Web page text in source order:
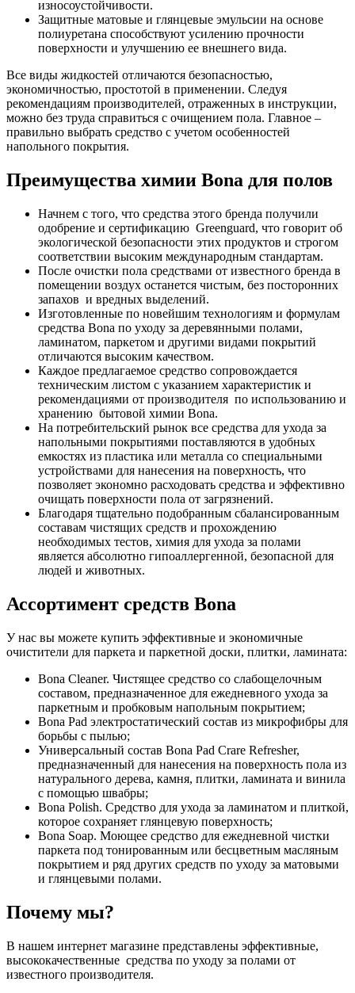
износоустойчивости.
Защитные матовые и глянцевые эмульсии на основе
полиуретана способствуют усилению прочности
поверхности и улучшению ее внешнего вида.
Все виды жидкостей отличаются безопасностью,
экономичностью, простотой в применении. Следуя
рекомендациям производителей, отраженных в инструкции,
можно без труда справиться с очищением пола. Главное –
правильно выбрать средство с учетом особенностей
напольного покрытия.
Преимущества химии Bona для полов
Начнем с того, что средства этого бренда получили
одобрение и сертификацию Greenguard, что говорит об
экологической безопасности этих продуктов и строгом
соответствии высоким международным стандартам.
После очистки пола средствами от известного бренда в
помещении воздух останется чистым, без посторонних
запахов и вредных выделений.
Изготовленные по новейшим технологиям и формулам
средства Bona по уходу за деревянными полами,
ламинатом, паркетом и другими видами покрытий
отличаются высоким качеством.
Каждое предлагаемое средство сопровождается
техническим листом с указанием характеристик и
рекомендациями от производителя по использованию и
хранению бытовой химии Bona.
На потребительский рынок все средства для ухода за
напольными покрытиями поставляются в удобных
емкостях из пластика или металла со специальными
устройствами для нанесения на поверхность, что
позволяет экономно расходовать средства и эффективно
очищать поверхности пола от загрязнений.
Благодаря тщательно подобранным сбалансированным
составам чистящих средств и прохождению
необходимых тестов, химия для ухода за полами
является абсолютно гипоаллергенной, безопасной для
людей и животных.
Ассортимент средств Bona
У нас вы можете купить эффективные и экономичные
очистители для паркета и паркетной доски, плитки, ламината:
Bona Cleaner. Чистящее средство со слабощелочным
составом, предназначенное для ежедневного ухода за
паркетным и пробковым напольным покрытием;
Bona Pad электростатический состав из микрофибры для
борьбы с пылью;
Универсальный состав Bona Pad Crare Refresher,
предназначенный для нанесения на поверхность пола из
натурального дерева, камня, плитки, ламината и винила
с помощью швабры;
Bona Polish. Средство для ухода за ламинатом и плиткой,
которое сохраняет глянцевую поверхность;
Bona Soap. Моющее средство для ежедневной чистки
паркета под тонированным или бесцветным масляным
покрытием и ряд других средств по уходу за матовыми
и глянцевыми полами.
Почему мы?
В нашем интернет магазине представлены эффективные,
высококачественные средства по уходу за полами от
известного производителя.